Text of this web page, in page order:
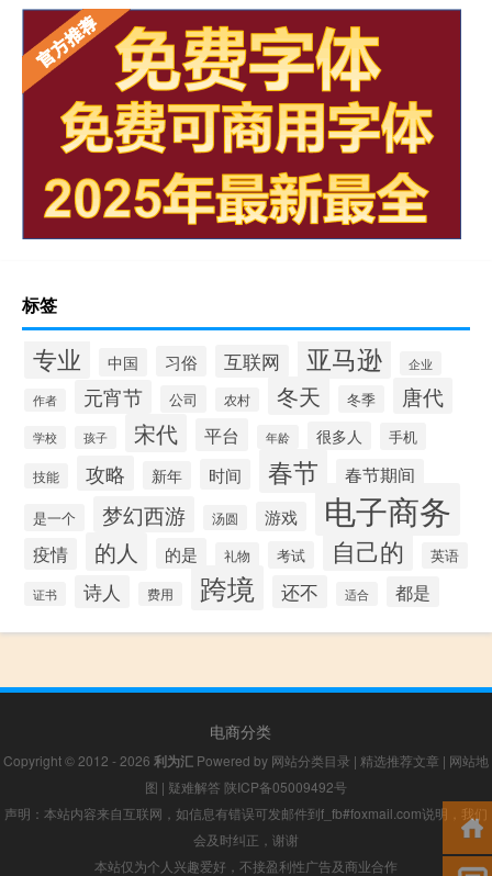
标签
专业 中国 习俗 互联网 亚马逊 企业
作者 元宵节 公司 农村 冬天 冬季 唐代
学校 孩子 宋代 平台 年龄 很多人 手机
技能 攻略 新年 时间 春节 春节期间
是一个 梦幻西游 汤圆 游戏 电子商务
疫情 的人 的是 礼物 考试 自己的 英语
证书 诗人 费用 跨境 还不 适合 都是
电商分类
Copyright © 2012 - 2026 利为汇 Powered by 网站分类目录 | 精选推荐文章 | 网站地
图 | 疑难解答 陕ICP备05009492号
声明：本站内容来自互联网，如信息有错误可发邮件到f_fb#foxmail.com说明，我们
会及时纠正，谢谢
本站仅为个人兴趣爱好，不接盈利性广告及商业合作